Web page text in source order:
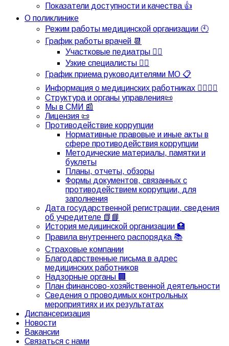
Показатели доступности и качества 👍
О поликлинике
Режим работы медицинской организации 🕙
График работы врачей 📆
Участковые педиатры 👩‍⚕️
Узкие специалисты 👩‍⚕️
График приема руководителями МО 📋
Информация о медицинских работниках 👨‍⚕️👩‍⚕️
Структура и органы управления📜
Мы в СМИ 📰
Лицензия 📜
Противодействие коррупции
Нормативные правовые и иные акты в
сфере противодействия коррупции
Методические материалы, памятки и
буклеты
Планы, отчеты, обзоры
Формы документов, связанных с
противодействием коррупции, для
заполнения
Дата государственной регистрации, сведения
об учредителе 📗📘
История медицинской организации 🏥
Правила внутреннего распорядка 📚
Страховые компании
Благодарственные письма в адрес
медицинских работников
Надзорные органы 🏢
План финансово-хозяйственной деятельности
Сведения о проводимых контрольных
мероприятиях и их результатах
Диспансеризация
Новости
Вакансии
Связаться с нами